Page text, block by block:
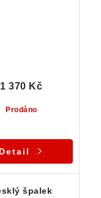
Prodáno
1 370 Kč
Detail
špalek